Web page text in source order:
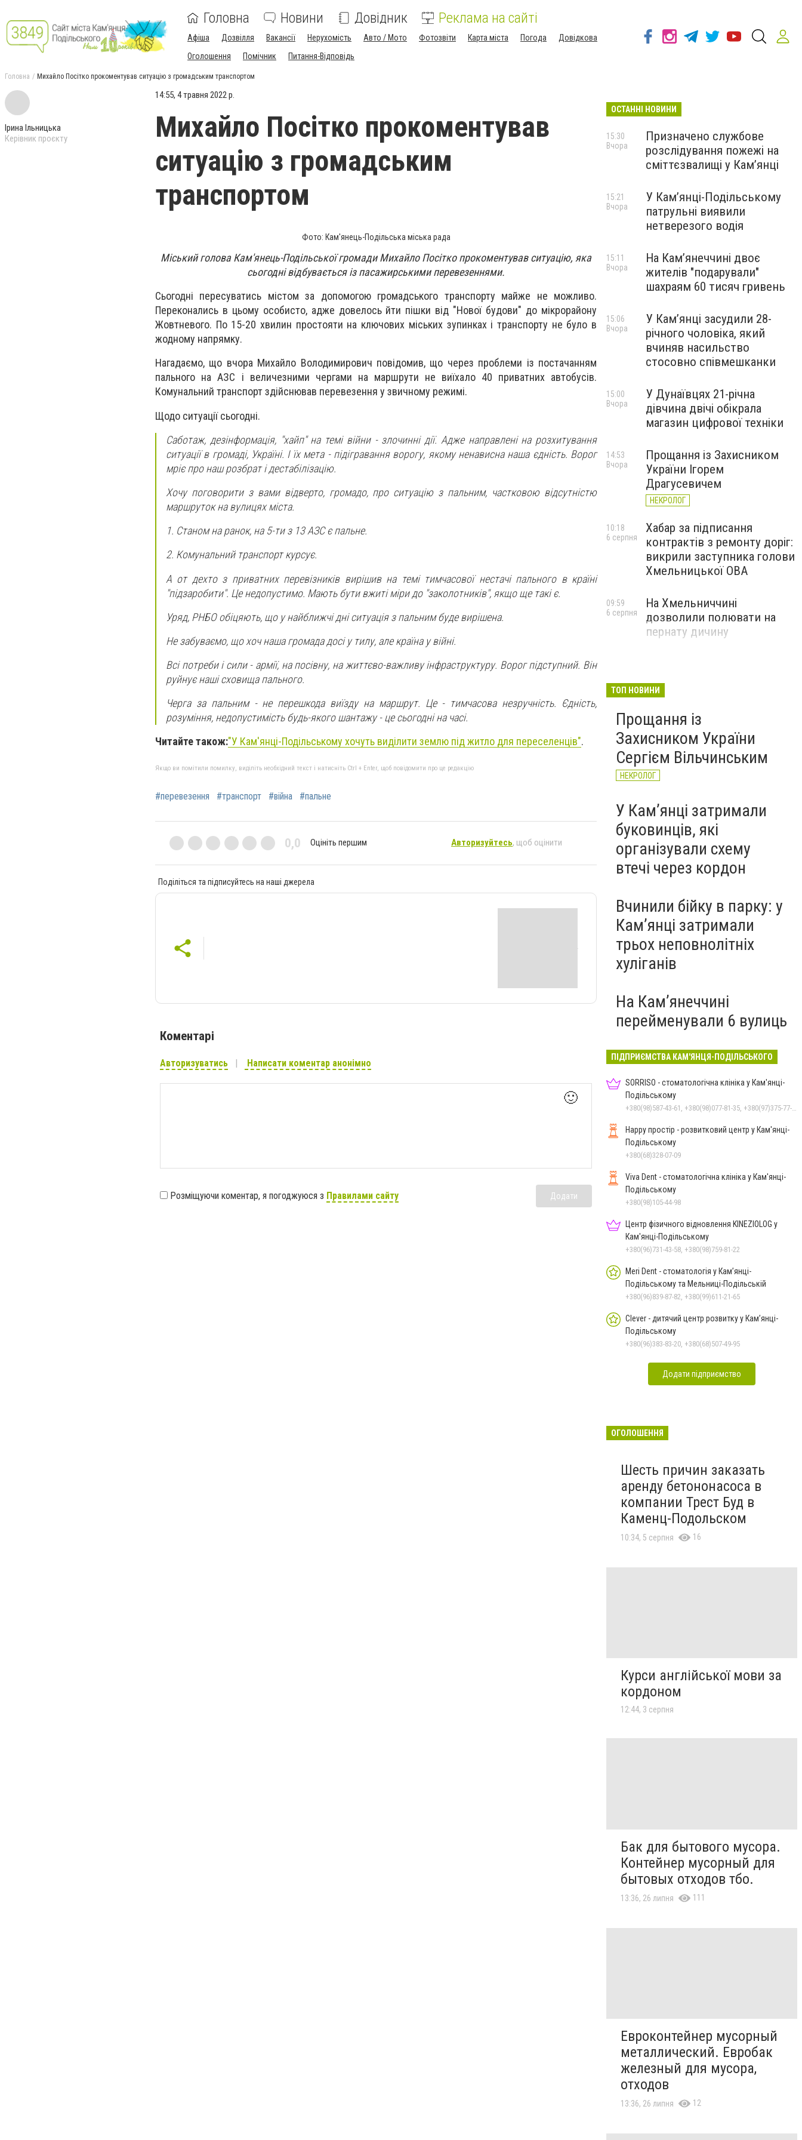
Головна Новини Довідник Реклама на сайті
Афіша Дозвілля Вакансії Нерухомість Авто / Мото Фотозвіти Карта міста Погода
Довідкова
Оголошення
Помічник Питання-Відповідь
Головна Михайло Посітко прокоментував ситуацію з громадським транспортом
Ірина Ільницька
Керівник проєкту
14:55, 4 травня 2022 р.
Михайло Посітко прокоментував
ситуацію з громадським
транспортом
Фото: Кам'янець-Подільська міська рада
Міський голова Кам'янець-Подільської громади Михайло Посітко прокоментував ситуацію, яка
сьогодні відбувається із пасажирськими перевезеннями.
Сьогодні пересуватись містом за допомогою громадського транспорту майже не можливо.
Переконались в цьому особисто, адже довелось йти пішки від "Нової будови" до мікрорайону
Жовтневого. По 15-20 хвилин простояти на ключових міських зупинках і транспорту не було в
жодному напрямку.
Нагадаємо, що вчора Михайло Володимирович повідомив, що через проблеми із постачанням
пального на АЗС і величезними чергами на маршрути не виїхало 40 приватних автобусів.
Комунальний транспорт здійснював перевезення у звичному режимі.
Щодо ситуації сьогодні.
Саботаж, дезінформація, "хайп" на темі війни - злочинні дії. Адже направлені на розхитування
ситуації в громаді, Україні. І їх мета - підігравання ворогу, якому ненависна наша єдність. Ворог
мріє про наш розбрат і дестабілізацію.
Хочу поговорити з вами відверто, громадо, про ситуацію з пальним, частковою відсутністю
маршруток на вулицях міста.
1. Станом на ранок, на 5-ти з 13 АЗС є пальне.
2. Комунальний транспорт курсує.
А от дехто з приватних перевізників вирішив на темі тимчасової нестачі пального в країні
"підзаробити". Це недопустимо. Мають бути вжиті міри до "заколотників", якщо ще такі є.
Уряд, РНБО обіцяють, що у найближчі дні ситуація з пальним буде вирішена.
Не забуваємо, що хоч наша громада досі у тилу, але країна у війні.
Всі потреби і сили - армії, на посівну, на життєво-важливу інфраструктуру. Ворог підступний. Він
руйнує наші сховища пального.
Черга за пальним - не перешкода виїзду на маршрут. Це - тимчасова незручність. Єдність,
розуміння, недопустимість будь-якого шантажу - це сьогодні на часі.
Читайте також:"У Кам'янці-Подільському хочуть виділити землю під житло для переселенців".
Якщо ви помітили помилку, виділіть необхідний текст і натисніть Ctrl + Enter, щоб повідомити про це редакцію
#перевезення #транспорт #війна #пальне
0,0 Оцініть першим Авторизуйтесь, щоб оцінити
Поділіться та підписуйтесь на наші джерела
Коментарі
Авторизуватись Написати коментар анонімно
🙂
Розміщуючи коментар, я погоджуюся з Правилами сайту Додати
ОСТАННІ НОВИНИ
Призначено службове
розслідування пожежі на
сміттєзвалищі у Кам’янці
15:30
Вчора
У Кам’янці-Подільському
патрульні виявили
нетверезого водія
15:21
Вчора
На Камʼянеччині двоє
жителів "подарували"
шахраям 60 тисяч гривень
15:11
Вчора
У Камʼянці засудили 28-
річного чоловіка, який
вчиняв насильство
стосовно співмешканки
15:06
Вчора
У Дунаївцях 21-річна
дівчина двічі обікрала
магазин цифрової техніки
15:00
Вчора
Прощання із Захисником
України Ігорем
Драгусевичем
НЕКРОЛОГ
14:53
Вчора
Хабар за підписання
контрактів з ремонту доріг:
викрили заступника голови
Хмельницької ОВА
10:18
6 серпня
На Хмельниччині
дозволили полювати на
пернату дичину
09:59
6 серпня
ТОП НОВИНИ
Прощання із
Захисником України
Сергієм Вільчинським
НЕКРОЛОГ
У Кам’янці затримали
буковинців, які
організували схему
втечі через кордон
Вчинили бійку в парку: у
Кам’янці затримали
трьох неповнолітніх
хуліганів
На Камʼянеччині
перейменували 6 вулиць
ПІДПРИЄМСТВА КАМ'ЯНЦЯ-ПОДІЛЬСЬКОГО
SORRISO - стоматологічна клініка у Кам'янці-
Подільському
+380(98)587-43-61, +380(98)077-81-35, +380(97)375-77-72, +380(97)982-31-07
Happy простір - розвитковий центр у Кам'янці-
Подільському
+380(68)328-07-09
Viva Dent - стоматологічна клініка у Кам'янці-
Подільському
+380(98)105-44-98
Центр фізичного відновлення KINEZIOLOG у
Кам'янці-Подільському
+380(96)731-43-58, +380(98)759-81-22
Meri Dent - стоматологія у Кам’янці-
Подільському та Мельниці-Подільській
+380(96)839-87-82, +380(99)611-21-65
Clever - дитячий центр розвитку у Кам’янці-
Подільському
+380(96)383-83-20, +380(68)507-49-95
Додати підприємство
ОГОЛОШЕННЯ
Шесть причин заказать
аренду бетононасоса в
компании Трест Буд в
Каменц-Подольском
10:34, 5 серпня 16
Курси англійської мови за
кордоном
12:44, 3 серпня
Бак для бытового мусора.
Контейнер мусорный для
бытовых отходов тбо.
13:36, 26 липня 111
Евроконтейнер мусорный
металлический. Евробак
железный для мусора,
отходов
13:36, 26 липня 12